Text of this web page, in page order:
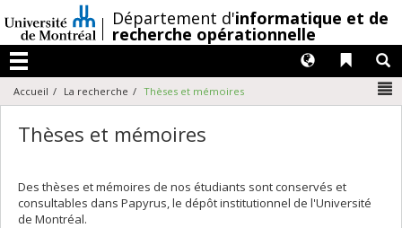
au
contenu
/Département d'informatique et de
recherche opérationnelle
Menu
Liens
Langues
Accueil La recherche Thèses et mémoires
Thèses et mémoires
Des thèses et mémoires de nos étudiants sont conservés et
consultables dans Papyrus, le dépôt institutionnel de l'Université
de Montréal.